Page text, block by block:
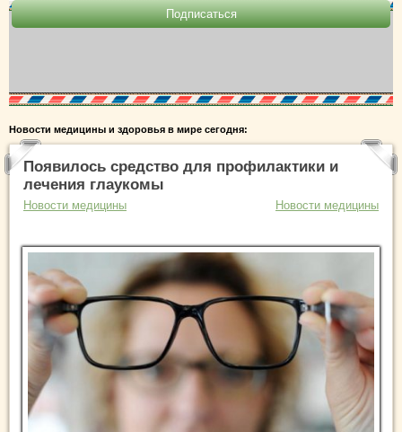
Новости медицины и здоровья в мире сегодня:
Появилось средство для профилактики и
лечения глаукомы
Новости медицины Новости медицины